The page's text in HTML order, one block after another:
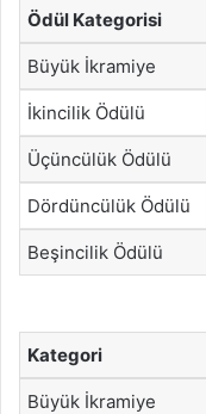
Ödül Kategorisi
Büyük İkramiye
İkincilik Ödülü
Üçüncülük Ödülü
Dördüncülük Ödülü
Beşincilik Ödülü
Kategori
Büyük İkramiye